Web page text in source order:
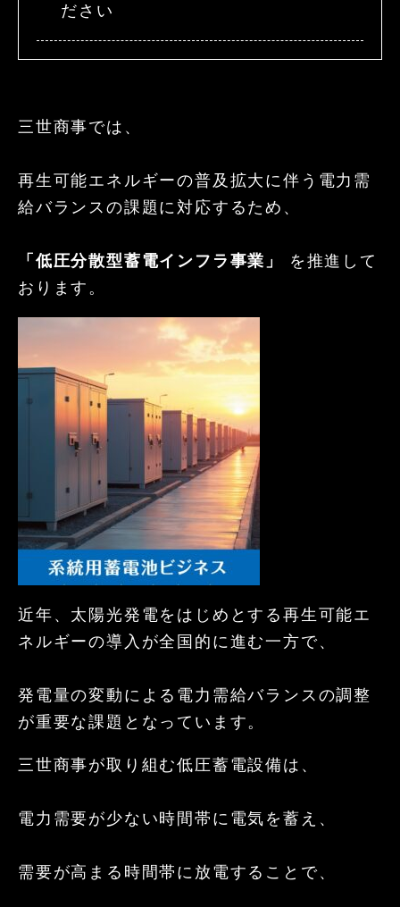
ださい
三世商事では、
再生可能エネルギーの普及拡大に伴う電力需
給バランスの課題に対応するため、
「低圧分散型蓄電インフラ事業」
を推進して
おります。
近年、太陽光発電をはじめとする再生可能エ
ネルギーの導入が全国的に進む一方で、
発電量の変動による電力需給バランスの調整
が重要な課題となっています。
三世商事が取り組む低圧蓄電設備は、
電力需要が少ない時間帯に電気を蓄え、
需要が高まる時間帯に放電することで、